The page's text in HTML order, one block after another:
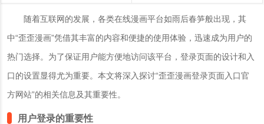
随着互联网的发展，各类在线漫画平台如雨后春笋般出现，其
中“歪歪漫画”凭借其丰富的内容和便捷的使用体验，迅速成为用户的
热门选择。为了保证用户能方便地访问该平台，登录页面的设计和入
口的设置显得尤为重要。本文将深入探讨“歪歪漫画登录页面入口官
方网站”的相关信息及其重要性。
用户登录的重要性